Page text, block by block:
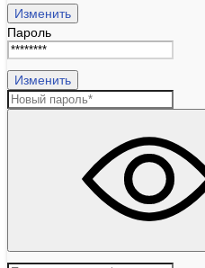
Изменить
Пароль
Изменить